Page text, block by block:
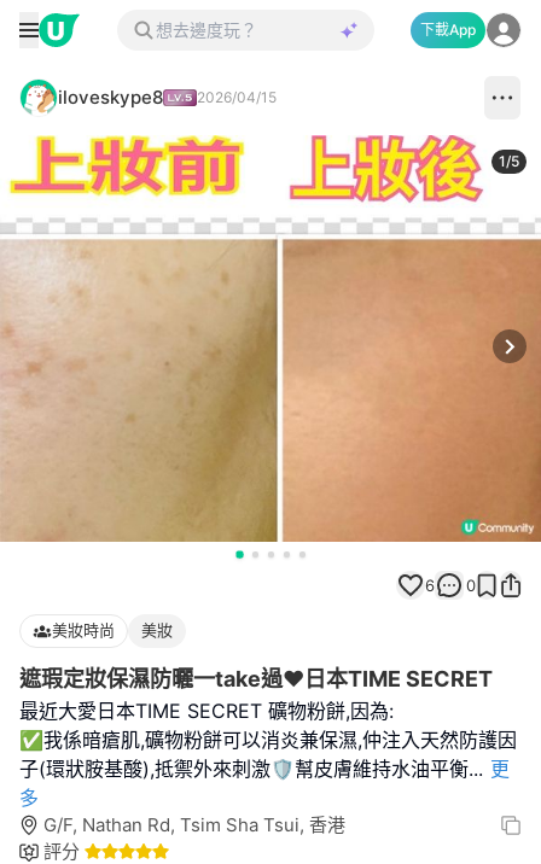
下載App
iloveskype8 2026/04/15
1/5
6 0
美妝時尚 美妝
遮瑕定妝保濕防曬一take過❤️日本TIME SECRET
最近大愛日本TIME SECRET 礦物粉餅,因為:
✅我係暗瘡肌,礦物粉餅可以消炎兼保濕,仲注入天然防護因
子(環狀胺基酸),抵禦外來刺激🛡️幫皮膚維持水油平衡... 更
多
G/F, Nathan Rd, Tsim Sha Tsui, 香港
評分